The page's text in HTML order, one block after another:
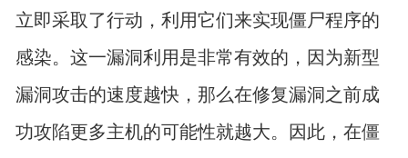
立即采取了行动，利用它们来实现僵尸程序的
感染。这一漏洞利用是非常有效的，因为新型
漏洞攻击的速度越快，那么在修复漏洞之前成
功攻陷更多主机的可能性就越大。因此，在僵